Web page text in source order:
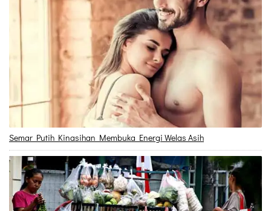
Semar Putih Kinasihan Membuka Energi Welas Asih